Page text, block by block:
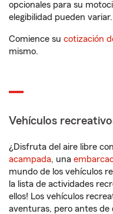
opcionales para su
elegibilidad pueden variar.
Comience su cotización
mismo.
Vehículos
¿Disfruta del aire libre
acampada, una
mundo de los vehículos
la lista de actividades
ellos! Los vehículos
aventuras, pero antes de